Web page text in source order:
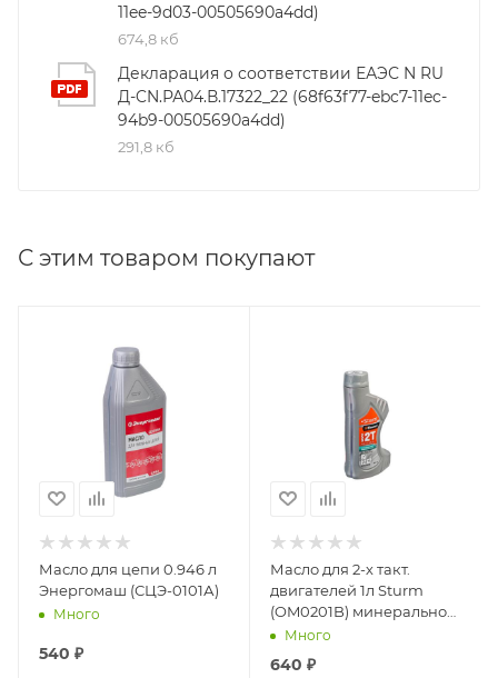
11ee-9d03-00505690a4dd)
674,8 кб
Декларация о соответствии ЕАЭС N RU
Д-CN.РА04.В.17322_22 (68f63f77-ebc7-11ec-
94b9-00505690a4dd)
291,8 кб
С этим товаром покупают
Масло для цепи 0.946 л
Энергомаш (СЦЭ-0101А)
Много
540 ₽
Масло для 2-х такт.
двигателей 1л Sturm
(OM0201B) минеральное
Universal Moto
Много
640 ₽